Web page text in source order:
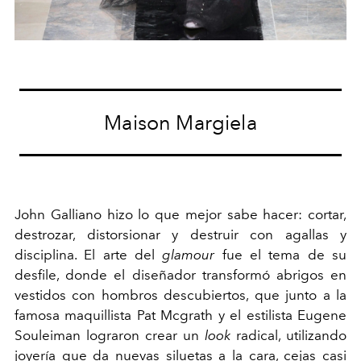
Maison Margiela
John Galliano hizo lo que mejor sabe hacer: cortar,
destrozar, distorsionar y destruir con agallas y
disciplina. El arte delglamourfue el tema de su
desfile, donde el diseñador transformó abrigos en
vestidos con hombros descubiertos, que junto a la
famosa maquillista Pat Mcgrath y el estilista Eugene
Souleiman lograron crear un look radical, utilizando
joyería que da nuevas siluetas a la cara, cejas casi